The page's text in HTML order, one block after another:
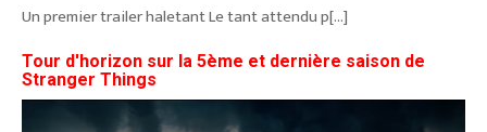
Un premier trailer haletant Le tant attendu p[...]
Tour d'horizon sur la 5ème et dernière saison de
Stranger Things